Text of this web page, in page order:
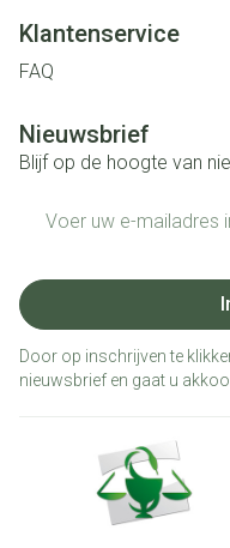
Klantenservice
FAQ
Nieuwsbrief
Blijf op de hoogte van
Door op inschrijven te
nieuwsbrief en gaat u